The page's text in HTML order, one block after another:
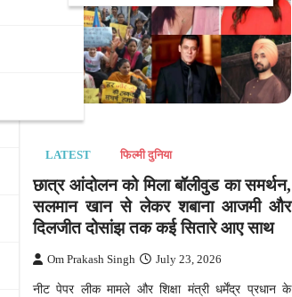
LATEST फिल्मी दुनिया
छात्र आंदोलन को मिला बॉलीवुड का समर्थन,
सलमान खान से लेकर शबाना आजमी और
दिलजीत दोसांझ तक कई सितारे आए साथ
Om Prakash Singh July 23, 2026
नीट पेपर लीक मामले और शिक्षा मंत्री धर्मेंद्र प्रधान के